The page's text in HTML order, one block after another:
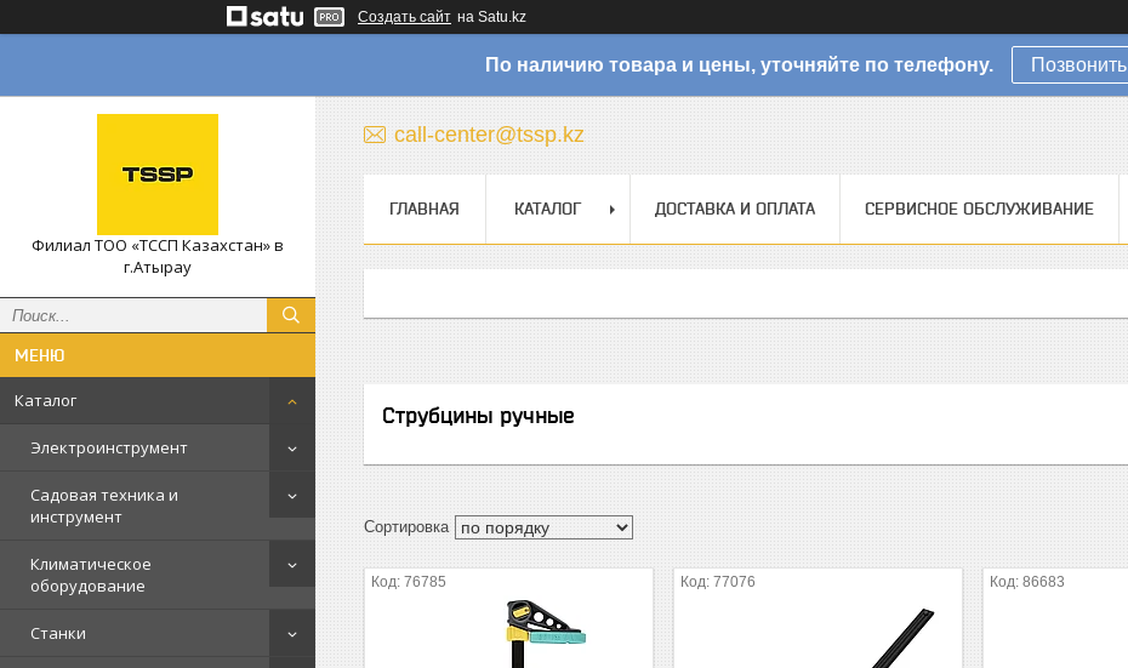
Создать сайт на Satu.kz
По наличию товара и цены, уточняйте по телефону. Позвонить
Филиал ТОО «ТССП Казахстан» в
г.Атырау
Каталог
Электроинструмент
Садовая техника и
инструмент
Климатическое
оборудование
Станки
call-center@tssp.kz
ГЛАВНАЯ КАТАЛОГ ДОСТАВКА И ОПЛАТА СЕРВИСНОЕ ОБСЛУЖИВАНИЕ
Струбцины ручные
76785 77076 86683